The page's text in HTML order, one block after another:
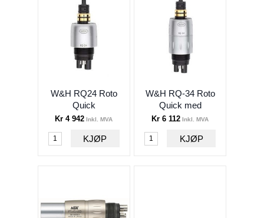
Kirurgi
Endo
Sterilen
Belysning
W&H RQ24 Roto
Quick
Kr 4 942 Inkl. MVA
W&H RQ-34 Roto
Quick med
regulering
Kr 6 112 Inkl. MVA